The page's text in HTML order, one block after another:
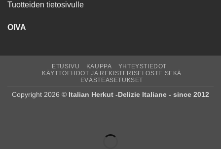
Tuotteiden tietosivulle
OIVA
ETUSIVU KAUPPA
YHTEYSTIEDOT
KÄYTTÖEHDOT JA REKISTERISELOSTE SEKÄ
EVÄSTEASETUKSET
Copyright 2026 © Italian Herkut -Delizie Italiane - since 2012